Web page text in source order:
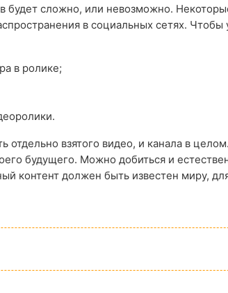
будет сложно, или невозможно.
в социальных сетях. Чтобы
в ролике;
отдельно взятого видео, и канала в целом.
будущего. Можно добиться и
контент должен быть известен миру,